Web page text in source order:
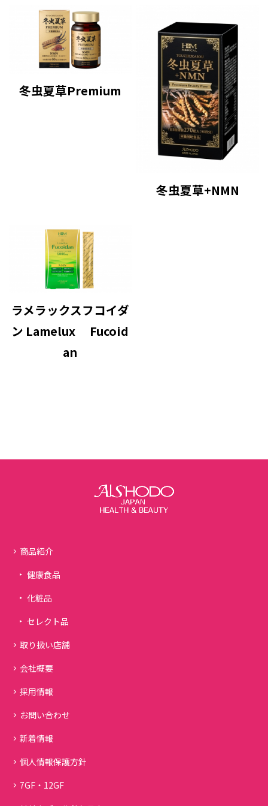
冬虫夏草Premium
冬虫夏草+NMN
ラメラックスフコイダ
ン Lamelux Fucoid
an
商品紹介
健康食品
化粧品
セレクト品
取り扱い店舗
会社概要
採用情報
お問い合わせ
新着情報
個人情報保護方針
7GF・12GF